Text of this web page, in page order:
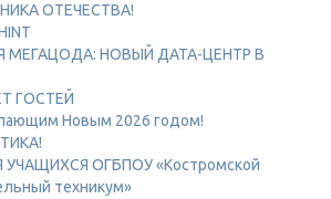
ОТЕЧЕСТВА!
МЕГАЦОДА: НОВЫЙ ДАТА-ЦЕНТР В
ГОСТЕЙ
Новым 2026 годом!
УЧАЩИХСЯ ОГБПОУ «Костромской
техникум»